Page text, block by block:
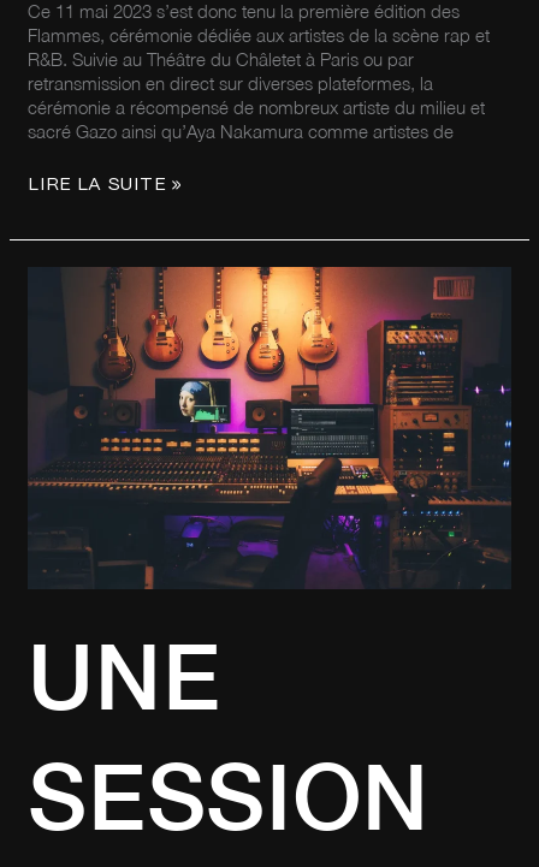
Ce 11 mai 2023 s’est donc tenu la première édition des
Flammes, cérémonie dédiée aux artistes de la scène rap et
R&B. Suivie au Théâtre du Châletet à Paris ou par
retransmission en direct sur diverses plateformes, la
cérémonie a récompensé de nombreux artiste du milieu et
sacré Gazo ainsi qu’Aya Nakamura comme artistes de
LIRE LA SUITE »
UNE
SESSION
SESSION
D’ENREGISTREMENT
DE
DRAKE
VOUS